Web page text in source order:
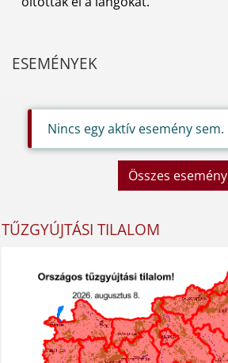
ESEMÉNYEK
Nincs egy aktív esemény sem.
Összes esemény
TŰZGYÚJTÁSI TILALOM